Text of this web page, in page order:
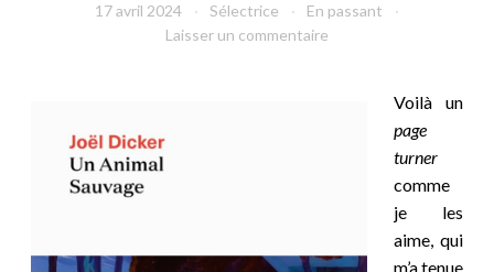
17 avril 2024 Sélectrice
En passant
Laisser un commentaire
Voilà un
page
turner
comme
je les
aime, qui
m’a tenue